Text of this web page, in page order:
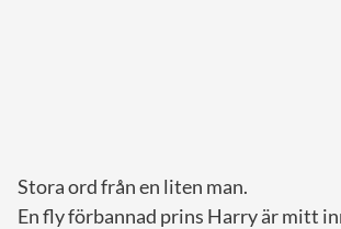
Stora ord från en liten man.
En fly förbannad prins Harry är mitt